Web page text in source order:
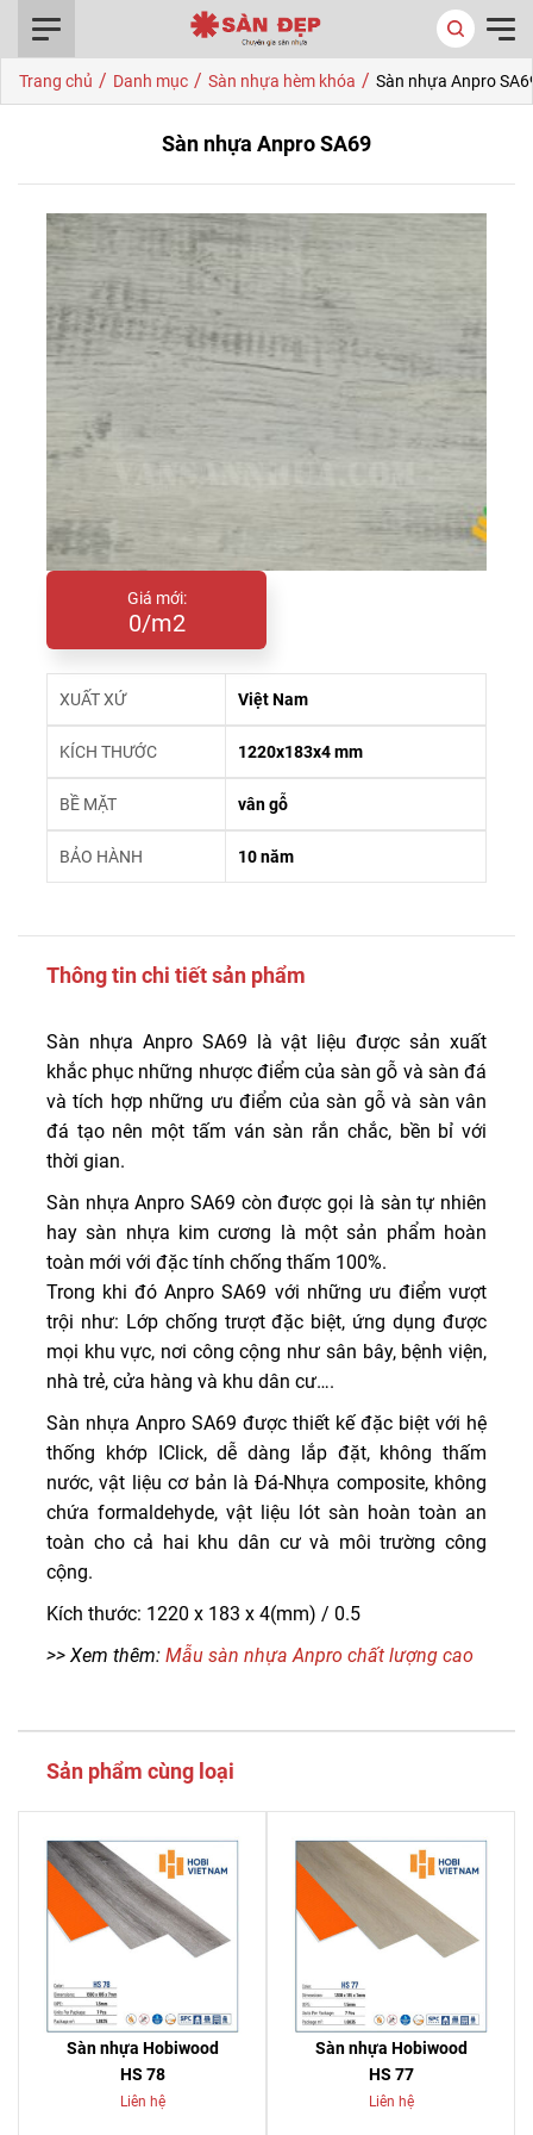
Trang chủ / Danh mục / Sàn nhựa hèm khóa / Sàn nhựa Anpro
Sàn nhựa Anpro SA69
Giá mới:
0/m2
XUẤT XỨ Việt Nam
KÍCH THƯỚC 1220x183x4 mm
BỀ MẶT vân gỗ
BẢO HÀNH 10 năm
Thông tin chi tiết sản phẩm
Sàn nhựa Anpro SA69 là vật liệu được sản xuất
khắc phục những nhược điểm của sàn gỗ và sàn đá
và tích hợp những ưu điểm của sàn gỗ và sàn vân
đá tạo nên một tấm ván sàn rắn chắc, bền bỉ với
thời gian.
Sàn nhựa Anpro SA69 còn được gọi là sàn tự nhiên
hay sàn nhựa kim cương là một sản phẩm hoàn
toàn mới với đặc tính chống thấm 100%.
Trong khi đó Anpro SA69 với những ưu điểm vượt
trội như: Lớp chống trượt đặc biệt, ứng dụng được
mọi khu vực, nơi công cộng như sân bây, bệnh viện,
nhà trẻ, cửa hàng và khu dân cư….
Sàn nhựa Anpro SA69 được thiết kế đặc biệt với hệ
thống khớp IClick, dễ dàng lắp đặt, không thấm
nước, vật liệu cơ bản là Đá-Nhựa composite, không
chứa formaldehyde, vật liệu lót sàn hoàn toàn an
toàn cho cả hai khu dân cư và môi trường công
cộng.
Kích thước: 1220 x 183 x 4(mm) / 0.5
>> Xem thêm: Mẫu sàn nhựa Anpro chất lượng cao
Sản phẩm cùng loại
Sàn nhựa Hobiwood
HS 78
Liên hệ
Sàn nhựa Hobiwood
HS 77
Liên hệ